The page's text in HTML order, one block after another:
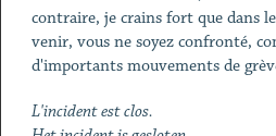
contraire, je crains fort que dans
venir, vous ne soyez confronté,
d'importants mouvements de
L'incident est clos.